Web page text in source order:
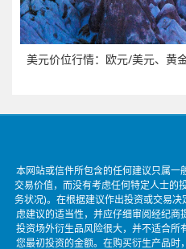
美元价位行情：欧元/美元、黄
本网站或信件所包含的任何建议只属
交易价值，而没有考虑任何特定人士的
务状况)。在根据建议作出投资或交易
虑建议的适当性，并应仔细审阅经纪商
投资场外衍生品风险很大，并不适合
您最初投资的金额。在购买衍生产品